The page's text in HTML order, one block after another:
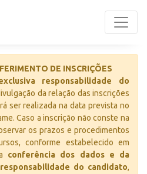
DE INSCRIÇÕES
responsabilidade do
da relação das inscrições
ser realizada na data prevista no
Caso a inscrição não conste na
os prazos e procedimentos
conforme estabelecido em
conferência dos dados e da
do candidato,